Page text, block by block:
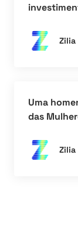
Zilia
Uma
das
Zilia